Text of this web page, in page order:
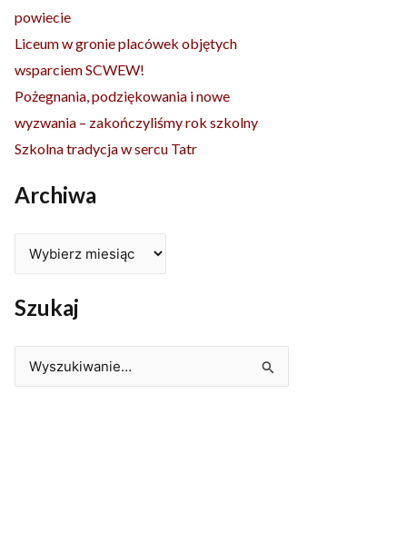
powiecie
Liceum w gronie placówek objętych
wsparciem SCWEW!
Pożegnania, podziękowania i nowe
wyzwania – zakończyliśmy rok szkolny
Szkolna tradycja w sercu Tatr
Archiwa
Szukaj
Szukaj